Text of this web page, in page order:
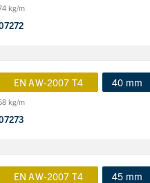
kg/m
EN AW-2007 T4 40 mm
kg/m
EN AW-2007 T4 45 mm